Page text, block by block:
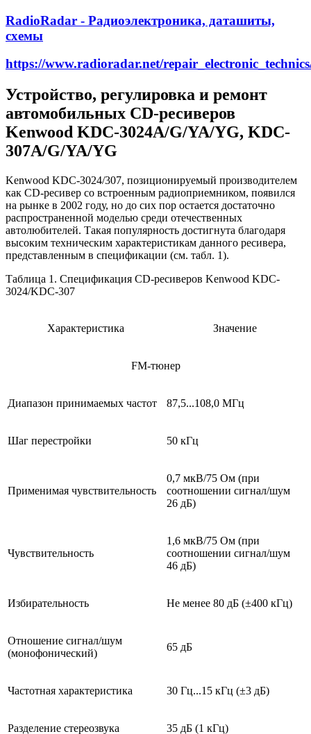
RadioRadar - Радиоэлектроника, даташиты,
схемы
https://www.radioradar.net/
Устройство, регулировка и ремонт
автомобильных CD-ресиверов
Kenwood KDC-3024A/G/YA/YG, KDC-
307A/G/YA/YG
Kenwood KDC-3024/307, позиционируемый производителем
как CD-ресивер со встроенным радиоприемником, появился
на рынке в 2002 году, но до сих пор остается достаточно
распространенной моделью среди отечественных
автолюбителей. Такая популярность достигнута благодаря
высоким техническим характеристикам данного ресивера,
представленным в спецификации (см. табл. 1).
Таблица 1. Спецификация CD-ресиверов Kenwood KDC-
3024/KDC-307
Характеристика Значение
FM-тюнер
Диапазон принимаемых частот 87,5...108,0 МГц
Шаг перестройки 50 кГц
Применимая чувствительность
0,7 мкВ/75 Ом (при
соотношении сигнал/шум
26 дБ)
Чувствительность
1,6 мкВ/75 Ом (при
соотношении сигнал/шум
46 дБ)
Избирательность Не менее 80 дБ (±400 кГц)
Отношение сигнал/шум
(монофонический)
65 дБ
Частотная характеристика 30 Гц...15 кГц (±3 дБ)
Разделение стереозвука 35 дБ (1 кГц)